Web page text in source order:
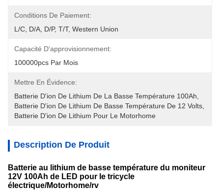
Conditions De Paiement:
L/C, D/A, D/P, T/T, Western Union
Capacité D'approvisionnement:
100000pcs Par Mois
Mettre En Évidence:
Batterie D'ion De Lithium De La Basse Température 100Ah
Batterie D'ion De Lithium De Basse Température De 12 Volts
Batterie D'ion De Lithium Pour Le Motorhome
Description De Produit
Batterie au lithium de basse température du moniteur
12V 100Ah de LED pour le tricycle
électrique/Motorhome/rv